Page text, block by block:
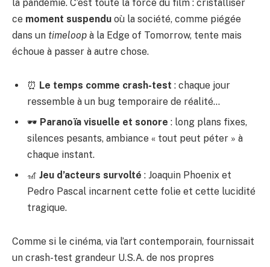
la pandémie. C’est toute la force du film : cristalliser
ce moment suspendu où la société, comme piégée
dans un timeloop à la Edge of Tomorrow, tente mais
échoue à passer à autre chose.
⏰ Le temps comme crash-test : chaque jour
ressemble à un bug temporaire de réalité…
🕶️ Paranoïa visuelle et sonore : long plans fixes,
silences pesants, ambiance « tout peut péter » à
chaque instant.
🎢 Jeu d’acteurs survolté : Joaquin Phoenix et
Pedro Pascal incarnent cette folie et cette lucidité
tragique.
Comme si le cinéma, via l’art contemporain, fournissait
un crash-test grandeur U.S.A. de nos propres